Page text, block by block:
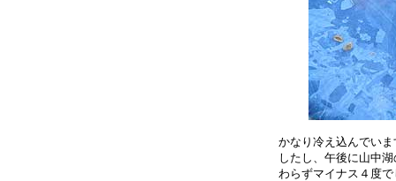
かなり冷え込んでい
したし、午後に山中
わらずマイナス４度